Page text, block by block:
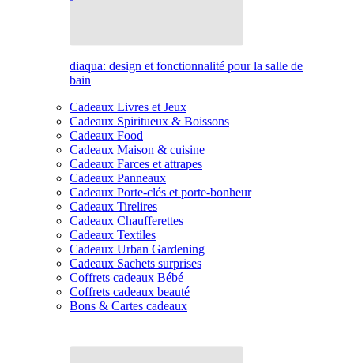
diaqua: design et fonctionnalité pour la salle de
bain
Cadeaux Livres et Jeux
Cadeaux Spiritueux & Boissons
Cadeaux Food
Cadeaux Maison & cuisine
Cadeaux Farces et attrapes
Cadeaux Panneaux
Cadeaux Porte-clés et porte-bonheur
Cadeaux Tirelires
Cadeaux Chaufferettes
Cadeaux Textiles
Cadeaux Urban Gardening
Cadeaux Sachets surprises
Coffrets cadeaux Bébé
Coffrets cadeaux beauté
Bons & Cartes cadeaux